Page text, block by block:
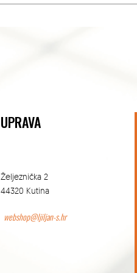
UPRAVA
Željeznička 2
44320 Kutina
webshop@ljiljan-s.hr